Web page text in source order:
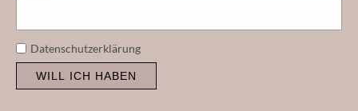
Datenschutzerklärung
WILL ICH HABEN